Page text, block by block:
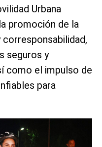
Urbana
promoción de la
seguros y
como el impulso de
para